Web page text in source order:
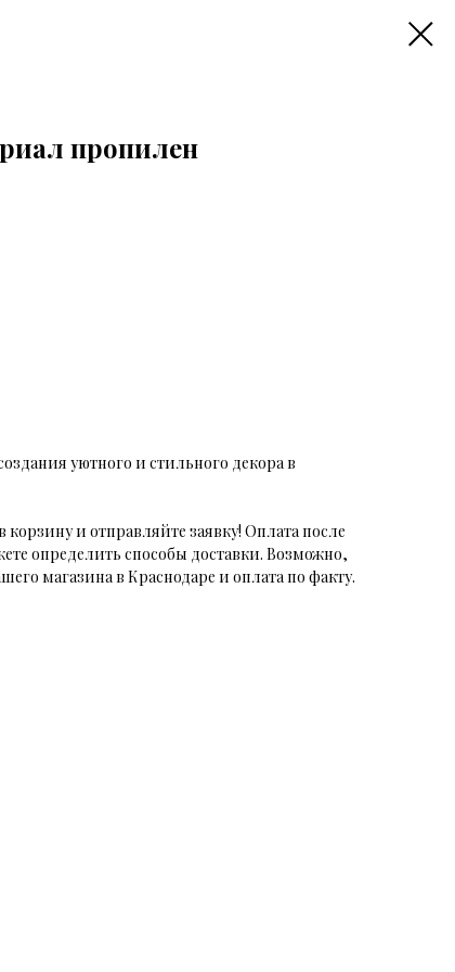
пропилен
уютного и стильного декора в
и отправляйте заявку! Оплата после
определить способы доставки. Возможно,
магазина в Краснодаре и оплата по факту.